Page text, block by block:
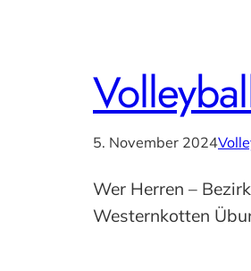
5. November 2024
Wer Herren –
Westernkotten